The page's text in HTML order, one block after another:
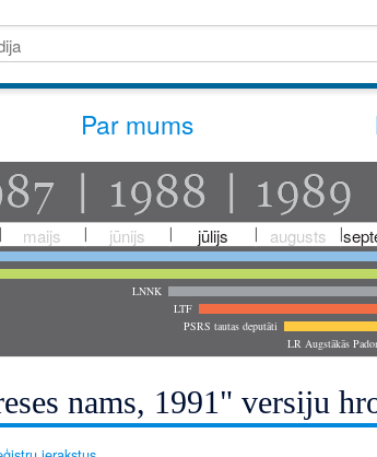
Par mums
maijs jūnijs jūlijs augusts
LNNK
LTF
PSRS tautas deputāti
LR Augstākās
nams, 1991" versiju